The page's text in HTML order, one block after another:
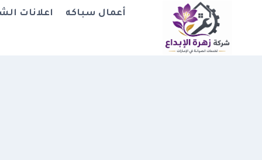
المحتوى
أعمال سباكه اعلانات